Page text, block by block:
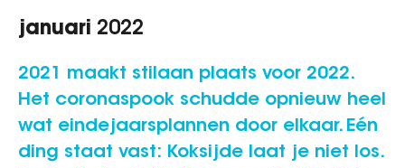
januari 2022
2021 maakt stilaan plaats voor 2022.
Het coronaspook schudde opnieuw heel
wat eindejaarsplannen door elkaar. Eén
ding staat vast: Koksijde laat je niet los.